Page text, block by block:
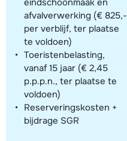
eindschoonmaak en
afvalverwerking (€ 825,-
per verblijf, ter plaatse
te voldoen)
Toeristenbelasting,
vanaf 15 jaar (€ 2,45
p.p.p.n., ter plaatse te
voldoen)
Reserveringskosten +
bijdrage SGR